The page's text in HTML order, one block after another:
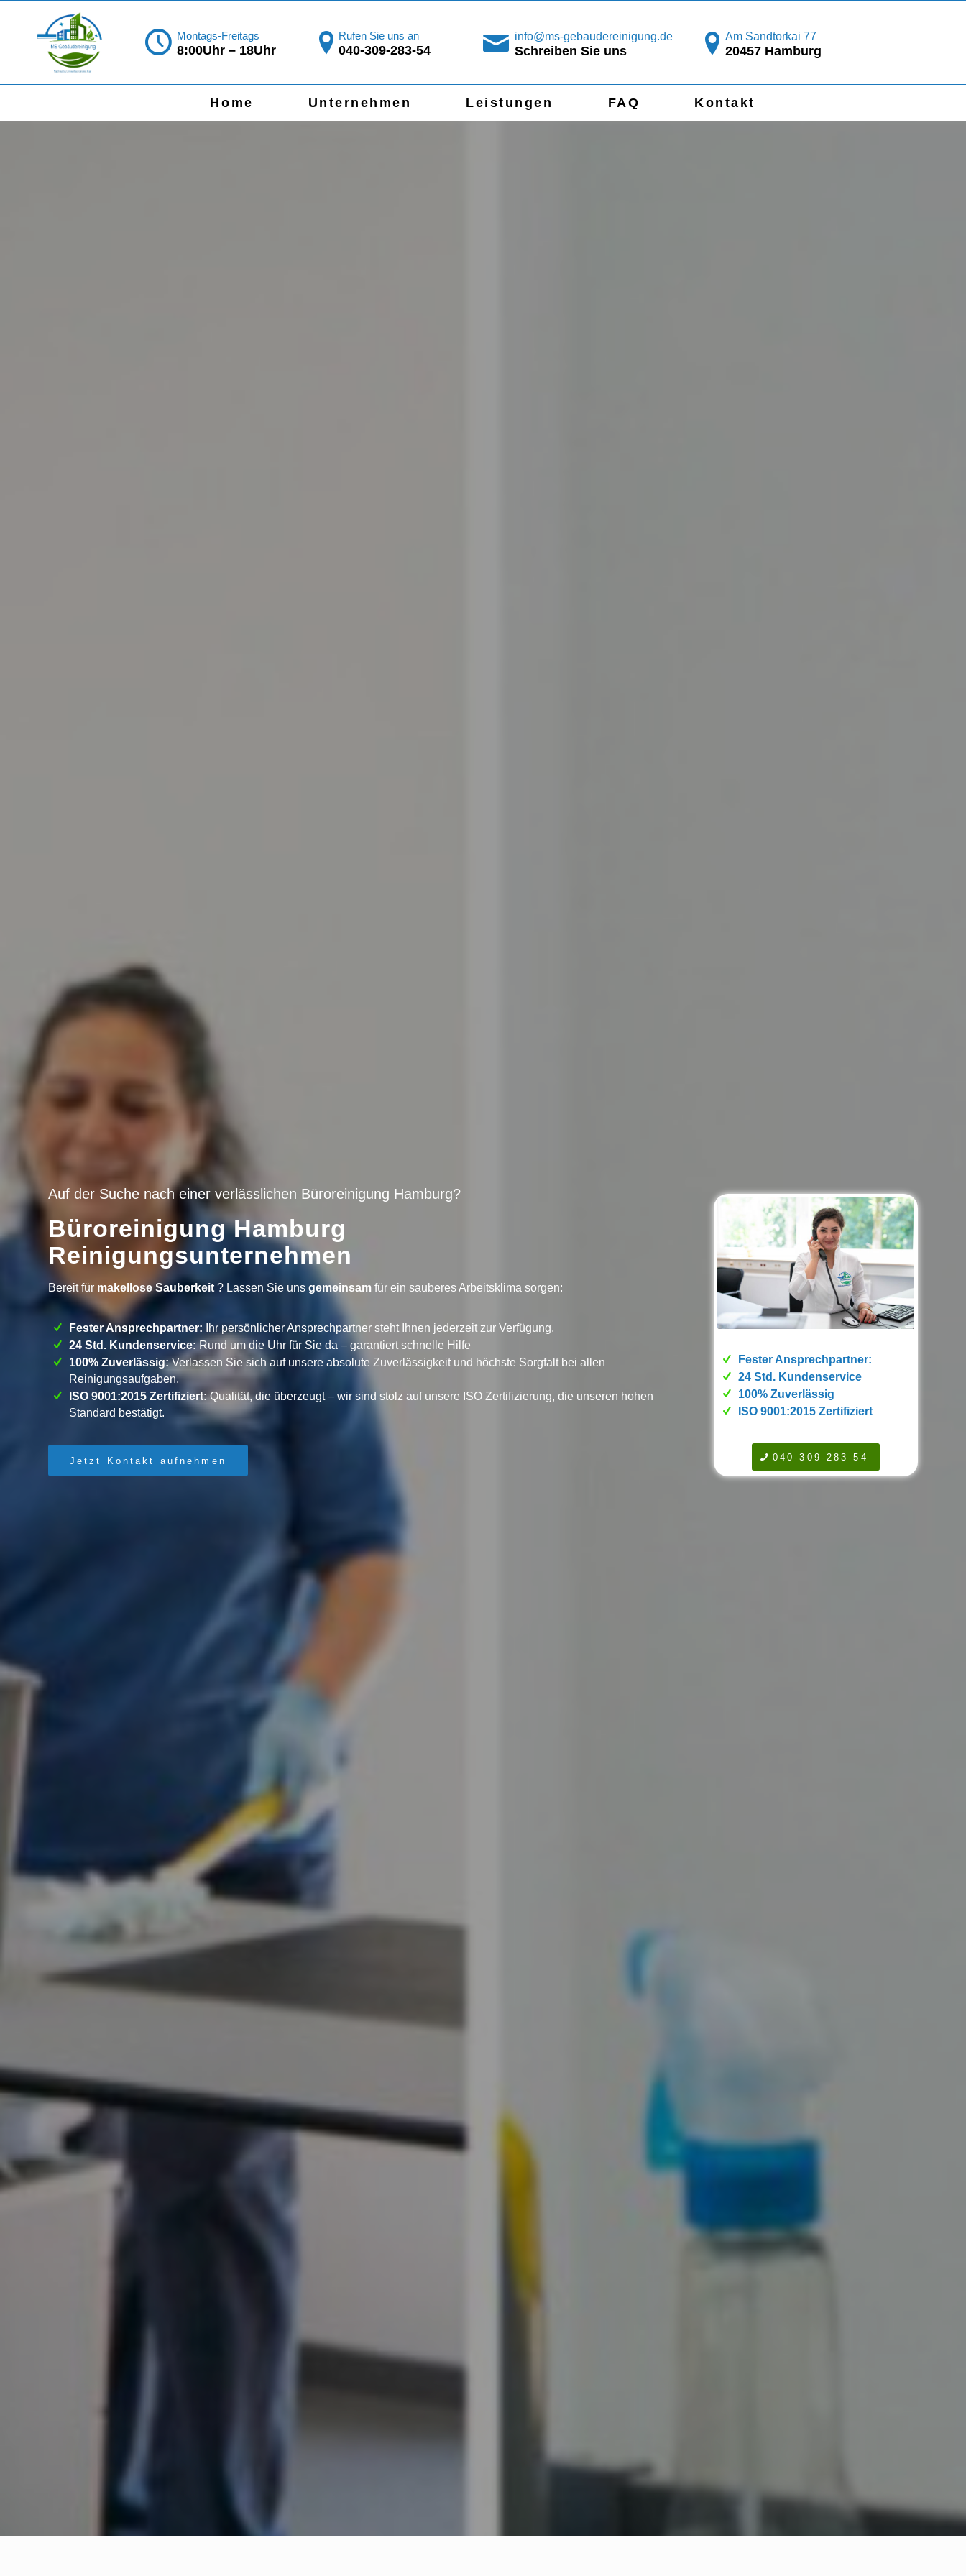
info@ms-gebaudereinigung.de
Schreiben Sie uns
Rufen Sie uns an
040-309-283-54
Montags-Freitags
8:00Uhr – 18Uhr
Am Sandtorkai 77
20457 Hamburg
Home Unternehmen Leistungen FAQ Kontakt
Auf der Suche nach einer verlässlichen Büroreinigung Hamburg?
Büroreinigung Hamburg
Reinigungsunternehmen
Bereit für makellose Sauberkeit ? Lassen Sie uns gemeinsam für ein sauberes Arbeitsklima sorgen:
Fester Ansprechpartner: Ihr persönlicher Ansprechpartner steht Ihnen jederzeit zur Verfügung.
24 Std. Kundenservice:Rund um die Uhr für Sie da – garantiert schnelle Hilfe
100% Zuverlässig:Verlassen Sie sich auf unsere absolute Zuverlässigkeit und höchste Sorgfalt bei allen
Reinigungsaufgaben.
ISO 9001:2015 Zertifiziert:Qualität, die überzeugt – wir sind stolz auf unsere ISO Zertifizierung, die unseren hohen
Standard bestätigt.
Jetzt Kontakt aufnehmen
Fester Ansprechpartner:
24 Std. Kundenservice
100% Zuverlässig
ISO 9001:2015 Zertifiziert
040-309-283-54